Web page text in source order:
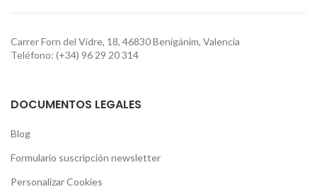
Carrer Forn del Vidre, 18, 46830 Benigánim, Valencia
Teléfono: (+34) 96 29 20 314
DOCUMENTOS LEGALES
Blog
Formulario suscripción newsletter
Personalizar Cookies